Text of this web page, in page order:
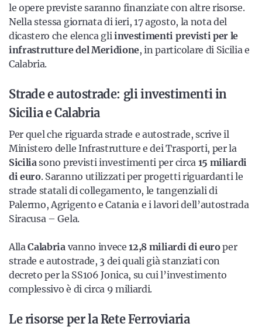
le opere previste saranno finanziate con altre risorse.
Nella stessa giornata di ieri, 17 agosto, la nota del
dicastero che elenca gli investimenti previsti per le
infrastrutture del Meridione, in particolare di Sicilia e
Calabria.
Strade e autostrade: gli investimenti in
Sicilia e Calabria
Per quel che riguarda strade e autostrade, scrive il
Ministero delle Infrastrutture e dei Trasporti, per la
Sicilia sono previsti investimenti per circa 15 miliardi
di euro. Saranno utilizzati per progetti riguardanti le
strade statali di collegamento, le tangenziali di
Palermo, Agrigento e Catania e i lavori dell’autostrada
Siracusa – Gela.
AllaCalabria vanno invece12,8 miliardi di europer
strade e autostrade, 3 dei quali già stanziati con
decreto per la SS106 Jonica, su cui l’investimento
complessivo è di circa 9 miliardi.
Le risorse per la Rete Ferroviaria